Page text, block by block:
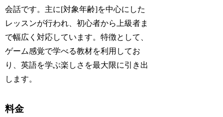
会話です。主に[対象年齢]を中心にした
レッスンが行われ、初心者から上級者ま
で幅広く対応しています。特徴として、
ゲーム感覚で学べる教材を利用してお
り、英語を学ぶ楽しさを最大限に引き出
します。
料金